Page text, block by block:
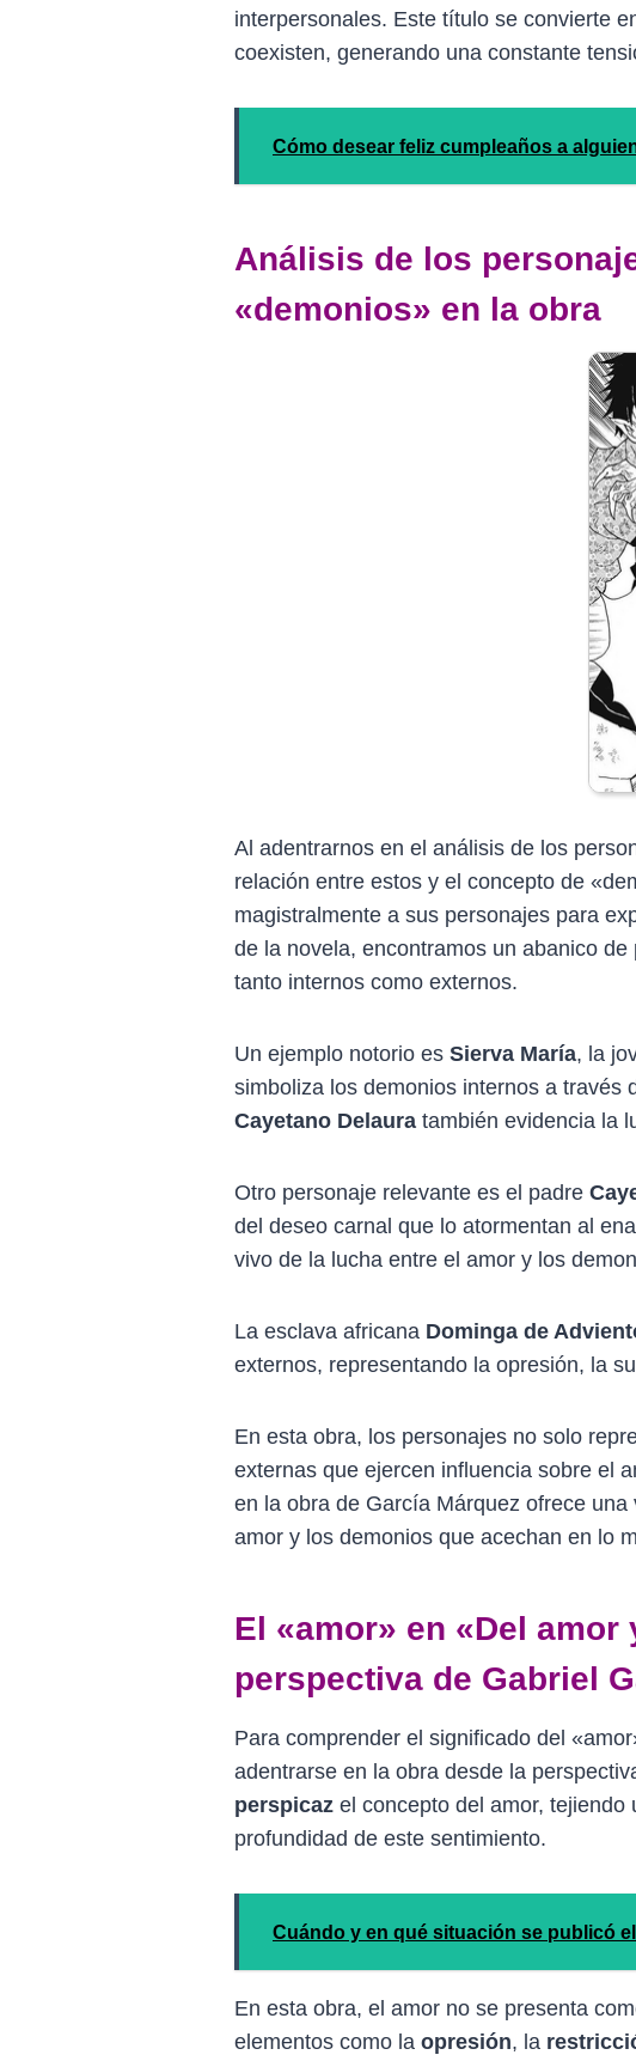
interpersonales. Este título se convierte
coexisten, generando una constante
Cómo desear feliz cumpleaños a
Análisis de los
«demonios» en la obra
Al adentrarnos en el análisis de los
relación entre estos y el concepto de
magistralmente a sus personajes para
de la novela, encontramos un abanico
tanto internos como externos.
Un ejemplo notorio es Sierva María, la
simboliza los demonios internos a través
Cayetano Delaura también evidencia la
Otro personaje relevante es el padre
del deseo carnal que lo atormentan al
vivo de la lucha entre el amor y los
La esclava africana Dominga de
externos, representando la opresión, la
En esta obra, los personajes no solo
externas que ejercen influencia sobre el
en la obra de García Márquez ofrece
amor y los demonios que acechan en lo
El «amor» en «Del
perspectiva de Gabriel
Para comprender el significado del
adentrarse en la obra desde la
perspicaz el concepto del amor,
profundidad de este sentimiento.
Cuándo y en qué situación se publicó
En esta obra, el amor no se presenta
elementos como la opresión, la